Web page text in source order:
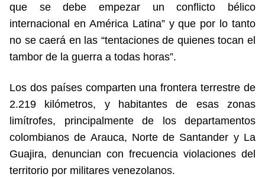
que se debe empezar un conflicto bélico
internacional en América Latina” y que por lo tanto
no se caerá en las “tentaciones de quienes tocan el
tambor de la guerra a todas horas”.
Los dos países comparten una frontera terrestre de
2.219 kilómetros, y habitantes de esas zonas
limítrofes, principalmente de los departamentos
colombianos de Arauca, Norte de Santander y La
Guajira, denuncian con frecuencia violaciones del
territorio por militares venezolanos.